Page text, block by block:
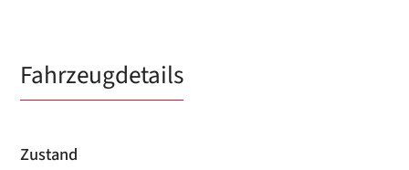
Fahrzeugdetails
Zustand